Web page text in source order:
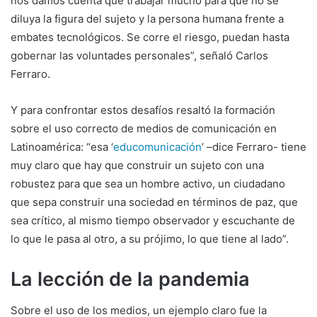
diluya la figura del sujeto y la persona humana frente a
embates tecnológicos. Se corre el riesgo, puedan hasta
gobernar las voluntades personales”, señaló Carlos
Ferraro.
Y para confrontar estos desafíos resaltó la formación
sobre el uso correcto de medios de comunicación en
Latinoamérica: “esa ‘educomunicación’ –dice Ferraro- tiene
muy claro que hay que construir un sujeto con una
robustez para que sea un hombre activo, un ciudadano
que sepa construir una sociedad en términos de paz, que
sea crítico, al mismo tiempo observador y escuchante de
lo que le pasa al otro, a su prójimo, lo que tiene al lado”.
La lección de la pandemia
Sobre el uso de los medios, un ejemplo claro fue la